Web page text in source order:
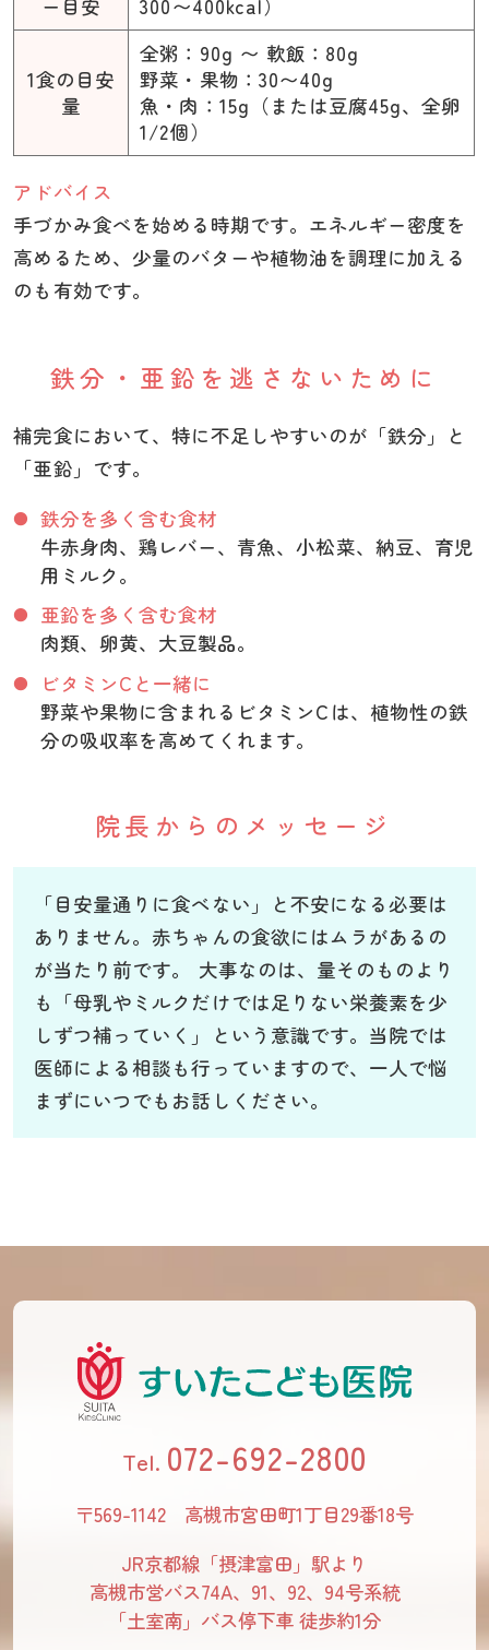
ー目安 300〜400kcal）
1食の目安
量
全粥：90g 〜 軟飯：80g
野菜・果物：30〜40g
魚・肉：15g（または豆腐45g、全卵
1/2個）
アドバイス
手づかみ食べを始める時期です。エネルギー密度を
高めるため、少量のバターや植物油を調理に加える
のも有効です。
鉄分・亜鉛を逃さないために
補完食において、特に不足しやすいのが「鉄分」と
「亜鉛」です。
鉄分を多く含む食材
牛赤身肉、鶏レバー、青魚、小松菜、納豆、育児
用ミルク。
亜鉛を多く含む食材
肉類、卵黄、大豆製品。
ビタミンCと一緒に
野菜や果物に含まれるビタミンCは、植物性の鉄
分の吸収率を高めてくれます。
院長からのメッセージ
「目安量通りに食べない」と不安になる必要は
ありません。赤ちゃんの食欲にはムラがあるの
が当たり前です。 大事なのは、量そのものより
も「母乳やミルクだけでは足りない栄養素を少
しずつ補っていく」という意識です。当院では
医師による相談も行っていますので、一人で悩
まずにいつでもお話しください。
072-692-2800
〒569-1142 高槻市宮田町1丁目29番18号
JR京都線「摂津富田」駅より
高槻市営バス74A、91、92、94号系統
「土室南」バス停下車 徒歩約1分